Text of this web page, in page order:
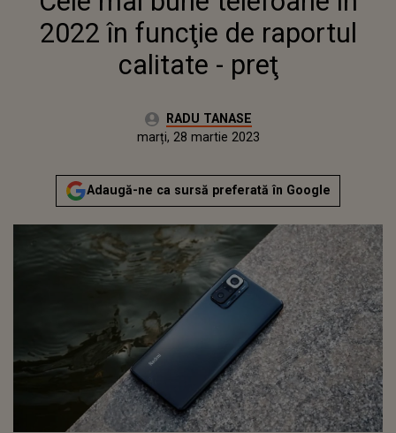
2022 în funcţie de raportul
calitate - preţ
Autor:RADU TANASE
Actualizat:
marți, 28 martie 2023
Adaugă-ne ca sursă preferată în Google